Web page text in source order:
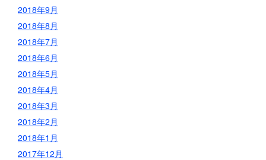
2018年9月
2018年8月
2018年7月
2018年6月
2018年5月
2018年4月
2018年3月
2018年2月
2018年1月
2017年12月